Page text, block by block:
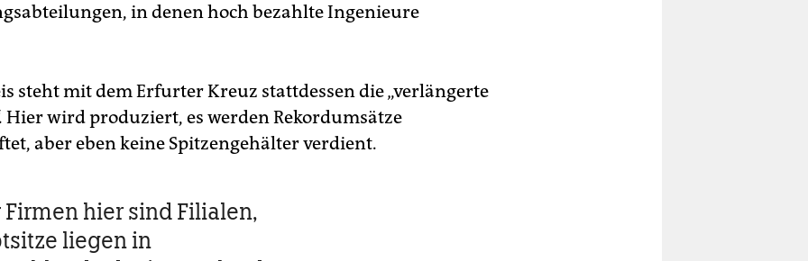
in denen hoch bezahlte Ingenieure
steht mit dem Erfurter Kreuz stattdessen die „verlängerte
Hier wird produziert, es werden Rekordumsätze
aber eben keine Spitzengehälter verdient.
hier sind Filialen,
liegen in